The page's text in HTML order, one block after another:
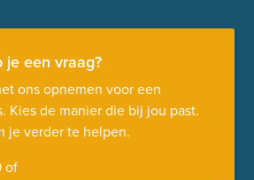
een vraag?
ons opnemen voor een
Kies de manier die bij jou past.
je verder te helpen.
of